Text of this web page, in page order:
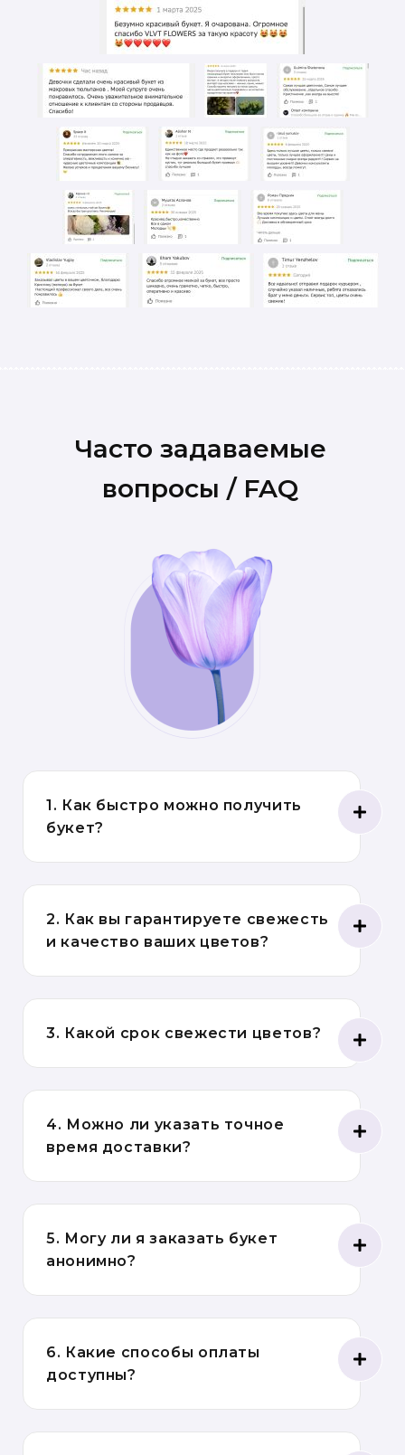
Часто задаваемые
вопросы / FAQ
1. Как быстро можно получить
букет?
2. Как вы гарантируете свежесть
и качество ваших цветов?
3. Какой срок свежести цветов?
4. Можно ли указать точное
время доставки?
5. Могу ли я заказать букет
анонимно?
6. Какие способы оплаты
доступны?